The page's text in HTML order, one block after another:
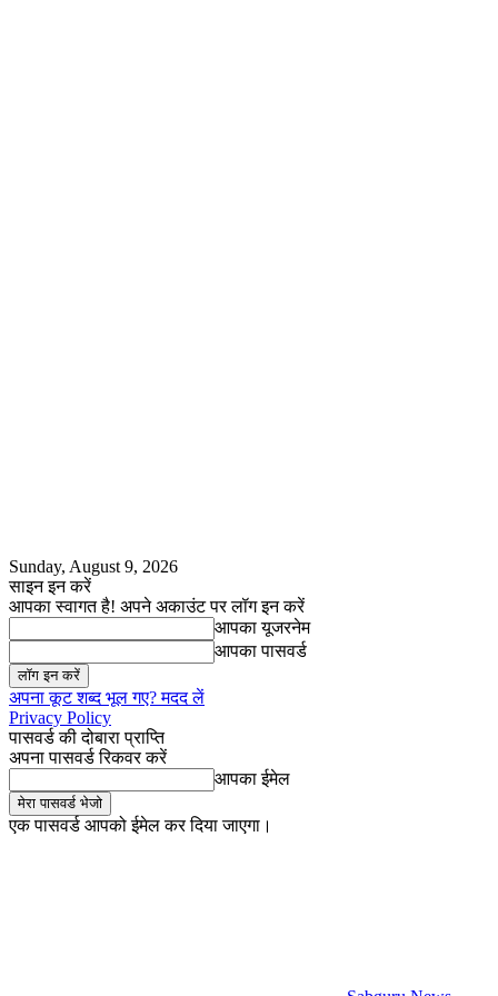
Sunday, August 9, 2026
साइन इन करें
आपका स्वागत है! अपने अकाउंट पर लॉग इन करें
आपका यूजरनेम
आपका पासवर्ड
अपना कूट शब्द भूल गए? मदद लें
Privacy Policy
पासवर्ड की दोबारा प्राप्ति
अपना पासवर्ड रिकवर करें
आपका ईमेल
एक पासवर्ड आपको ईमेल कर दिया जाएगा।